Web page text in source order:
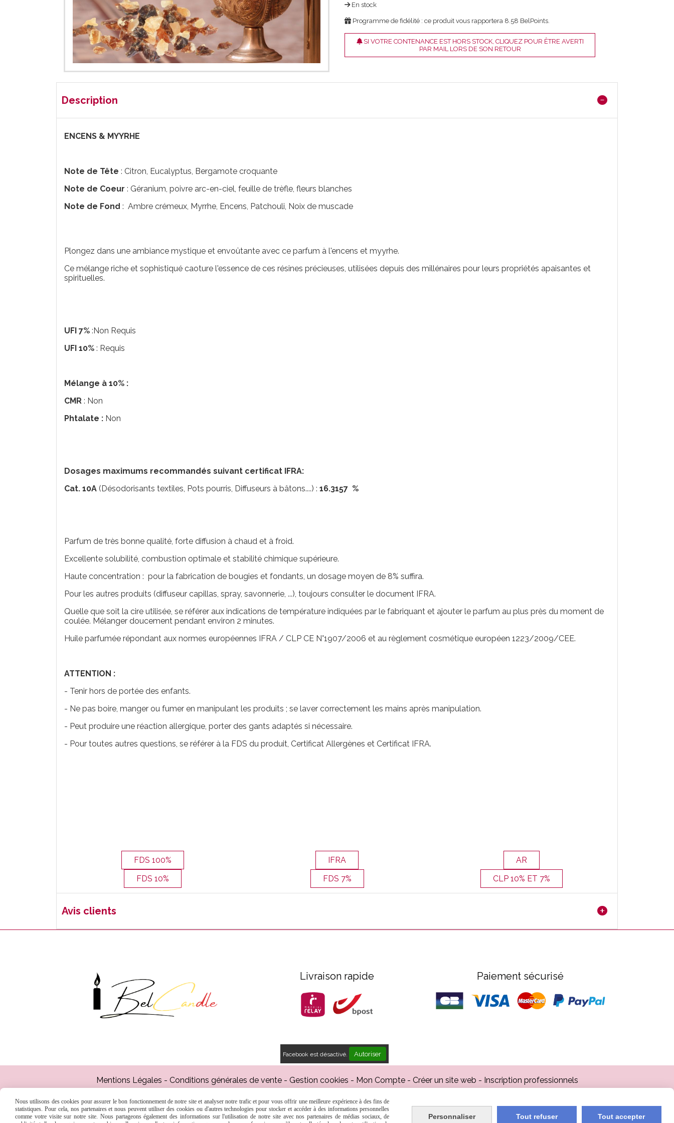
En stock
Programme de fidélité : ce produit vous rapportera 8.58 BelPoints.
SI VOTRE CONTENANCE EST HORS STOCK, CLIQUEZ POUR ÊTRE AVERTI
PAR MAIL LORS DE SON RETOUR
Description
ENCENS & MYYRHE
Note de Tête : Citron, Eucalyptus, Bergamote croquante
Note de Coeur : Géranium, poivre arc-en-ciel, feuille de trèfle, fleurs blanches
Note de Fond : Ambre crémeux, Myrrhe, Encens, Patchouli, Noix de muscade
Plongez dans une ambiance mystique et envoûtante avec ce parfum à l'encens et myyrhe.
Ce mélange riche et sophistiqué caoture l'essence de ces résines précieuses, utilisées depuis des millénaires pour leurs propriétés apaisantes et
spirituelles.
UFI 7% :Non Requis
UFI 10% : Requis
Mélange à 10% :
CMR : Non
Phtalate : Non
Dosages maximums recommandés suivant certificat IFRA:
Cat. 10A (Désodorisants textiles, Pots pourris, Diffuseurs à bâtons....) : 16.3157 %
Parfum de très bonne qualité, forte diffusion à chaud et à froid.
Excellente solubilité, combustion optimale et stabilité chimique supérieure.
Haute concentration : pour la fabrication de bougies et fondants, un dosage moyen de 8% suffira.
Pour les autres produits (diffuseur capillas, spray, savonnerie, ...), toujours consulter le document IFRA.
Quelle que soit la cire utilisée, se référer aux indications de température indiquées par le fabriquant et ajouter le parfum au plus près du moment de
coulée. Mélanger doucement pendant environ 2 minutes.
Huile parfumée répondant aux normes européennes IFRA / CLP CE N°1907/2006 et au règlement cosmétique européen 1223/2009/CEE.
ATTENTION :
- Tenir hors de portée des enfants.
- Ne pas boire, manger ou fumer en manipulant les produits ; se laver correctement les mains après manipulation.
- Peut produire une réaction allergique, porter des gants adaptés si nécessaire.
- Pour toutes autres questions, se référer à la FDS du produit, Certificat Allergènes et Certificat IFRA.
FDS 100%
FDS 10%
IFRA
FDS 7%
AR
CLP 10% ET 7%
Avis clients
Livraison rapide Paiement sécurisé
Facebook est désactivé. Autoriser
Mentions Légales Conditions générales de vente Gestion cookies Mon Compte Créer un site web Inscription professionnels
Nous utilisons des cookies pour assurer le bon fonctionnement de notre site et analyser notre trafic et pour vous offrir une meilleure expérience à des fins de
statistiques. Pour cela, nos partenaires et nous peuvent utiliser des cookies ou d'autres technologies pour stocker et accéder à des informations personnelles
comme votre visite sur notre site. Nous partageons également des informations sur l'utilisation de notre site avec nos partenaires de médias sociaux, de
Personnaliser Tout refuser Tout accepter